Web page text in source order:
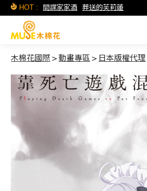
HOT : 間諜家家酒 葬送的芙莉蓮
木棉花國際 >動畫專區 > 日本版權代理